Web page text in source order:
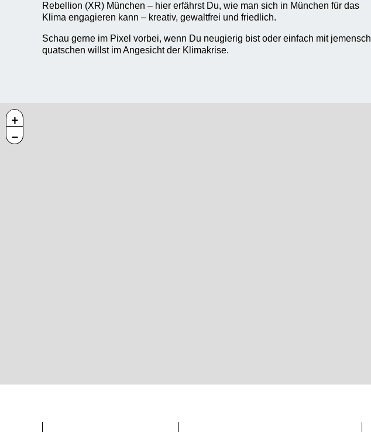
Rebellion (XR) München – hier erfährst Du, wie man sich in München für das
Klima engagieren kann – kreativ, gewaltfrei und friedlich.
Schau gerne im Pixel vorbei, wenn Du neugierig bist oder einfach mit jemensch
quatschen willst im Angesicht der Klimakrise.
+
−